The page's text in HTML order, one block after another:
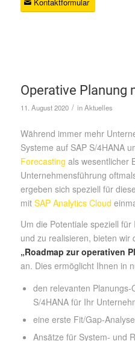
Operative Planung
11. August 2020 / inAktuelles
Während immer mehr
Systeme auf SAP S/4HANA
Forecasting als wesentlicher
Unternehmensführung
ergeben sich speziell für
mit SAP Analytics Cloud
Um die Potentiale speziell
und zu realisieren, bieten wir
„Roadmap zur operativen
an. Dies ermöglicht Ihnen in
den relevanten Planungs-
S/4HANA für Ihr
eine erste Fit/Gap-
Ansätze für System- und